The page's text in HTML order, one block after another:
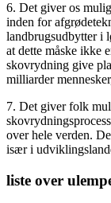
6. Det giver os
inden for
landbrugsudbytter i
at dette måske ikke
skovrydning give
milliarder
7. Det giver folk
over hele verden.
især i
liste over